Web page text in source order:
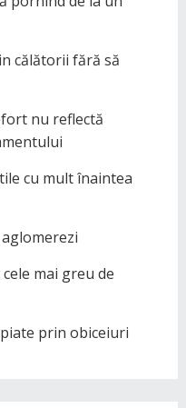
călătorii fără să
nu reflectă
cu mult înaintea
mai greu de
prin obiceiuri